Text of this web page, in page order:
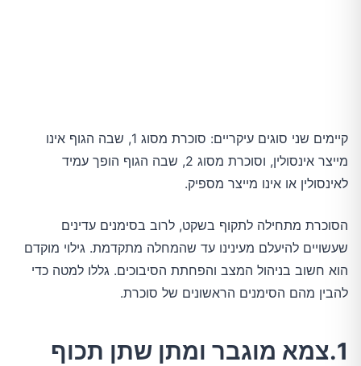
קיימים שני סוגים עיקריים: סוכרת מסוג 1, שבה הגוף אינו
מייצר אינסולין, וסוכרת מסוג 2, שבה הגוף הופך עמיד
לאינסולין או אינו מייצר מספיק.
הסוכרת מתחילה לתקוף בשקט, לרוב בסימנים עדינים
שעשויים להיעלם מעינינו עד שהמחלה מתקדמת. גילוי מוקדם
הוא חשוב בניהול המצב והפחתת הסיבוכים. גללו למטה כדי
להבין מהם הסימנים הראשונים של סוכרת.
1.צמא מוגבר ומתן שתן תכוף